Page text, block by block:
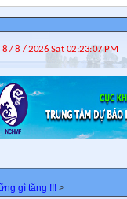
gì tăng !!! >